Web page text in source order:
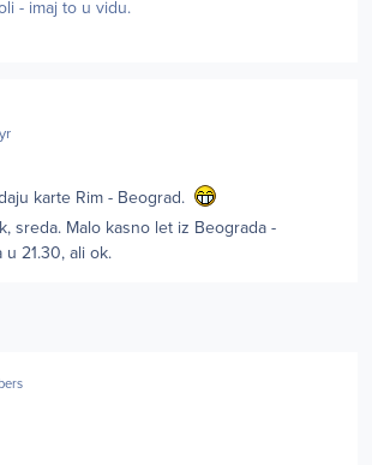
- imaj to u vidu.
karte Rim - Beograd.
sreda. Malo kasno let iz Beograda -
21.30, ali ok.